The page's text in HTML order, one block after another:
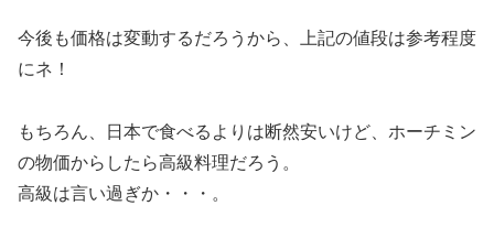
今後も価格は変動するだろうから、上記の値段は参考程度
にネ！
もちろん、日本で食べるよりは断然安いけど、ホーチミン
の物価からしたら高級料理だろう。
高級は言い過ぎか・・・。